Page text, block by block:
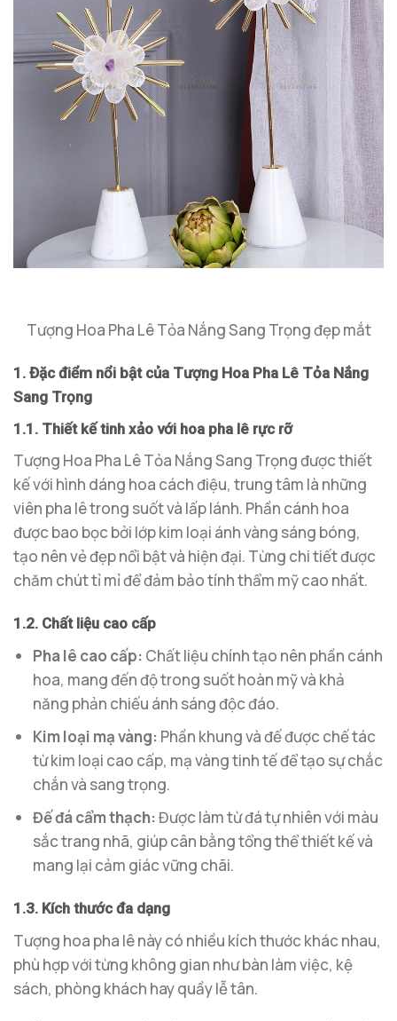
Tượng Hoa Pha Lê Tỏa Nắng Sang Trọng đẹp mắt
1. Đặc điểm nổi bật của Tượng Hoa Pha Lê Tỏa Nắng
Sang Trọng
1.1. Thiết kế tinh xảo với hoa pha lê rực rỡ
Tượng Hoa Pha Lê Tỏa Nắng Sang Trọng được thiết
kế với hình dáng hoa cách điệu, trung tâm là những
viên pha lê trong suốt và lấp lánh. Phần cánh hoa
được bao bọc bởi lớp kim loại ánh vàng sáng bóng,
tạo nên vẻ đẹp nổi bật và hiện đại. Từng chi tiết được
chăm chút tỉ mỉ để đảm bảo tính thẩm mỹ cao nhất.
1.2. Chất liệu cao cấp
Pha lê cao cấp: Chất liệu chính tạo nên phần cánh
hoa, mang đến độ trong suốt hoàn mỹ và khả
năng phản chiếu ánh sáng độc đáo.
Kim loại mạ vàng: Phần khung và đế được chế tác
từ kim loại cao cấp, mạ vàng tinh tế để tạo sự chắc
chắn và sang trọng.
Đế đá cẩm thạch:Được làm từ đá tự nhiên với màu
sắc trang nhã, giúp cân bằng tổng thể thiết kế và
mang lại cảm giác vững chãi.
1.3. Kích thước đa dạng
Tượng hoa pha lê này có nhiều kích thước khác nhau,
phù hợp với từng không gian như bàn làm việc, kệ
sách, phòng khách hay quầy lễ tân.